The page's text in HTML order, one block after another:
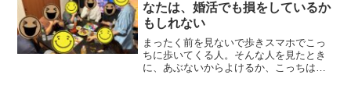
なたは、婚活でも損をしているか
もしれない
まったく前を見ないで歩きスマホでこっ
ちに歩いてくる人。そんな人を見たとき
に、あぶないからよけるか、こっちは悪